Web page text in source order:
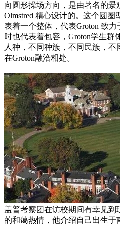
向圆形操场方向，是由著名的景
Olmstred 精心设计的。这个圆
表着一个整体，代表Groton 致
时也代表着包容，Groton学生群
人种，不同种族，不同民族，
在Groton融洽相处。
盖普考察团在访校期间有幸见到
的和蔼热情，他介绍自己出生